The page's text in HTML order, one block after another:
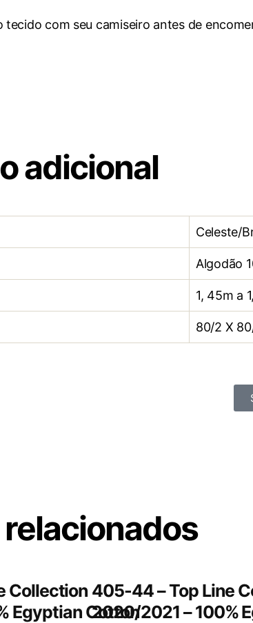
com seu camiseiro antes de
adicional
Celeste/
Algodão
1, 45m a
80/2 X
Collection
Egyptian Cotton
405-44 – Top Line
2020/2021 – 100%